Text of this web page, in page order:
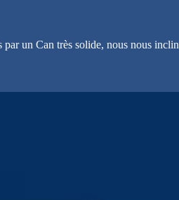
un Can très solide, nous nous